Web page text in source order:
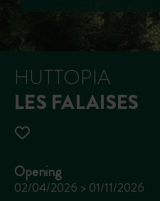
HUTTOPIA
LES FALAISES
Opening
02/04/2026 > 01/11/2026